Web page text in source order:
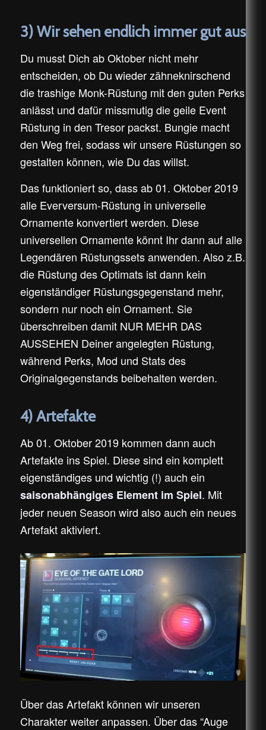
3) Wir sehen endlich immer gut aus
Du musst Dich ab Oktober nicht mehr
entscheiden, ob Du wieder zähneknirschend
die trashige Monk-Rüstung mit den guten Perks
anlässt und dafür missmutig die geile Event
Rüstung in den Tresor packst. Bungie macht
den Weg frei, sodass wir unsere Rüstungen so
gestalten können, wie Du das willst.
Das funktioniert so, dass ab 01. Oktober 2019
alle Everversum-Rüstung in universelle
Ornamente konvertiert werden. Diese
universellen Ornamente könnt Ihr dann auf alle
Legendären Rüstungssets anwenden. Also z.B.
die Rüstung des Optimats ist dann kein
eigenständiger Rüstungsgegenstand mehr,
sondern nur noch ein Ornament. Sie
überschreiben damit NUR MEHR DAS
AUSSEHEN Deiner angelegten Rüstung,
während Perks, Mod und Stats des
Originalgegenstands beibehalten werden.
4) Artefakte
Ab 01. Oktober 2019 kommen dann auch
Artefakte ins Spiel. Diese sind ein komplett
eigenständiges und wichtig (!) auch ein
saisonabhängiges Element im Spiel. Mit
jeder neuen Season wird also auch ein neues
Artefakt aktiviert.
Über das Artefakt können wir unseren
Charakter weiter anpassen. Über das “Auge